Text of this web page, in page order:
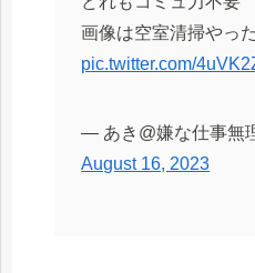
画像は空室清掃やっ
pic.twitter.com/
— あき@嫌な仕事無
August 16, 2023